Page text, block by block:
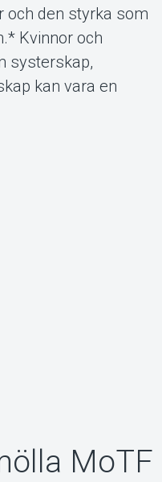
och den styrka som
Kvinnor och
systerskap,
kan vara en
MoTF